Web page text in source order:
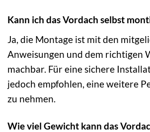
Kann ich das Vordach selbst
Ja, die Montage ist mit den
Anweisungen und dem richtigen
machbar. Für eine sichere
jedoch empfohlen, eine weitere
zu nehmen.
Wie viel Gewicht kann das